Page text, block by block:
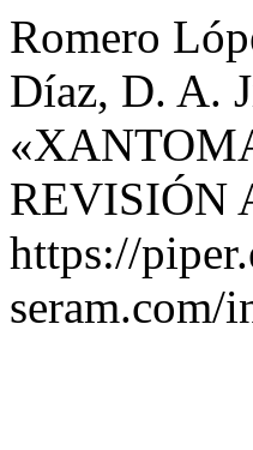
Romero
Díaz, D. A.
REVISIÓN
https://
seram.com/